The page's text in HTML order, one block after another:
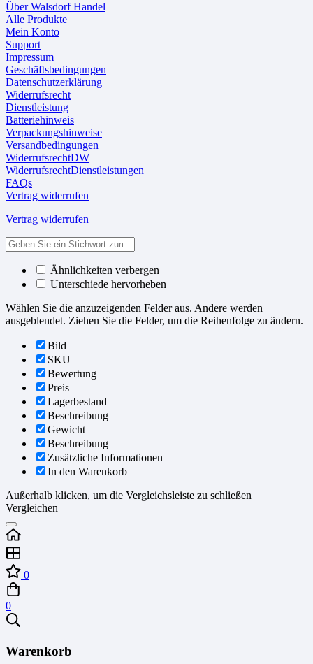
Über Walsdorf Handel
Alle Produkte
Mein Konto
Support
Impressum
Geschäftsbedingungen
Datenschutzerklärung
Widerrufsrecht
Dienstleistung
Batteriehinweis
Verpackungshinweise
Versandbedingungen
WiderrufsrechtDW
WiderrufsrechtDienstleistungen
FAQs
Vertrag widerrufen
Vertrag widerrufen
Ähnlichkeiten verbergen
Unterschiede hervorheben
Wählen Sie die anzuzeigenden Felder aus. Andere werden
ausgeblendet. Ziehen Sie die Felder, um die Reihenfolge zu ändern.
Bild
SKU
Bewertung
Preis
Lagerbestand
Beschreibung
Gewicht
Beschreibung
Zusätzliche Informationen
In den Warenkorb
Außerhalb klicken, um die Vergleichsleiste zu schließen
Vergleichen
0
0
Warenkorb